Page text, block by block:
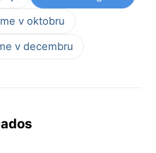
v oktobru
v decembru